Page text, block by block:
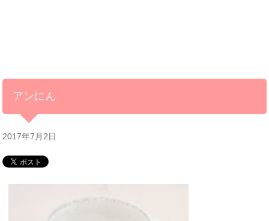
アンにん
2017年7月2日